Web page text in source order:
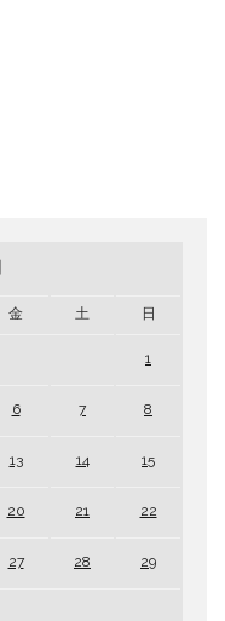
金 土 日
1
6 7 8
13 14 15
20 21 22
27 28 29